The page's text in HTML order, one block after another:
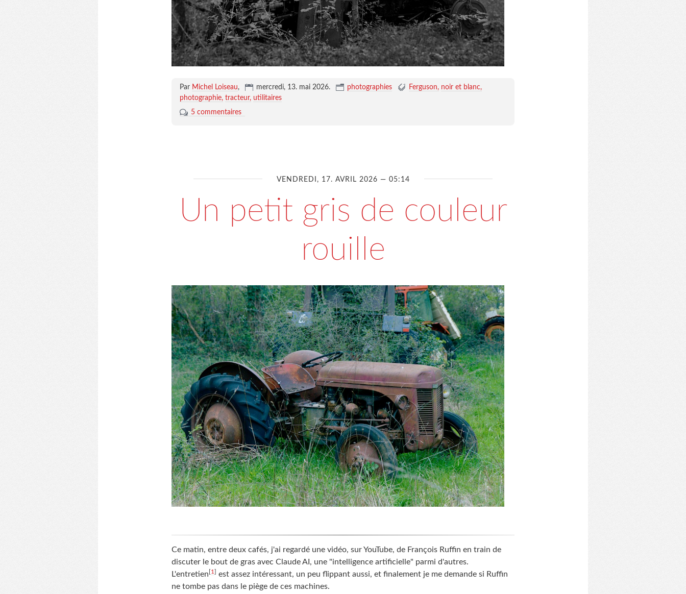
Par Michel Loiseau, mercredi, 13. mai 2026. photographies Ferguson
noir et blanc
photographie tracteur utilitaires
5 commentaires
VENDREDI, 17. AVRIL 2026 — 05:14
Un petit gris de couleur
rouille
Ce matin, entre deux cafés, j'ai regardé une vidéo, sur YouTube, de François Ruffin en train de
discuter le bout de gras avec Claude AI, une "intelligence artificielle" parmi d'autres.
L'entretien [1] est assez intéressant, un peu flippant aussi, et finalement je me demande si Ruffin
ne tombe pas dans le piège de ces machines.